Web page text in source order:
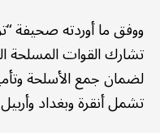
ووفق ما أوردته صحيفة
تشارك القوات المسلحة
لضمان جمع الأسلحة
تشمل أنقرة وبغداد